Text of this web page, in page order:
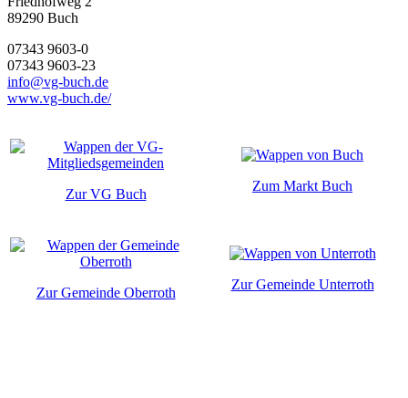
89290 Buch
07343 9603-0
07343 9603-23
info@vg-buch.de
www.vg-buch.de/
Zur VG Buch
Zum Markt Buch
Zur Gemeinde Oberroth
Zur Gemeinde Unterroth